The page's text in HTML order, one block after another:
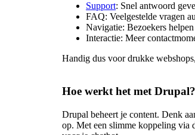
Support: Snel antwoord
FAQ: Veelgestelde vragen
Navigatie: Bezoekers
Interactie: Meer
Handig dus voor drukke
Hoe werkt het met Drupal?
Drupal beheert je content. Denk
op. Met een slimme koppeling via